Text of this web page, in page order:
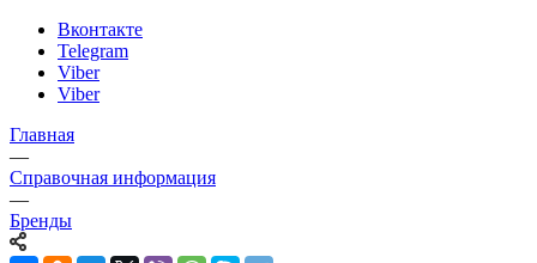
Вконтакте
Telegram
Viber
Viber
Главная
—
Справочная информация
—
Бренды